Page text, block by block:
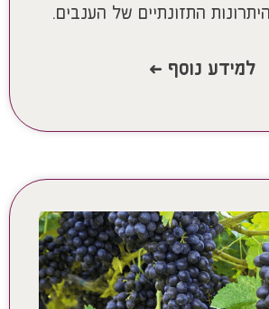
התזונתיים של הענבים.
למידע נוסף >